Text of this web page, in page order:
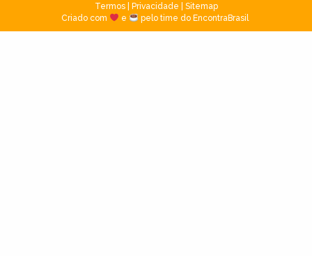
Termos| Privacidade
Sitemap
Criado com
e pelo time do EncontraBrasil